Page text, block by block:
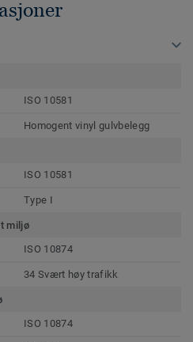
ISO 10581
Homogent vinyl gulvbelegg
ISO 10581
Type I
miljø
ISO 10874
34 Svært høy trafikk
ISO 10874